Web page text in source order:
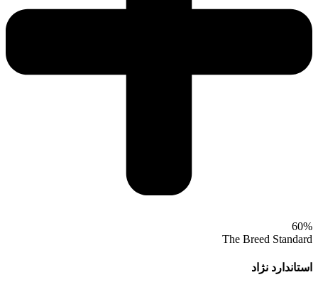
60%
The Breed Standard
استاندارد نژاد